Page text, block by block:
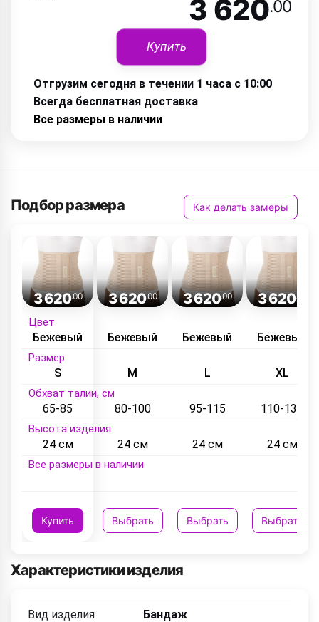
3 620.00
Купить
Отгрузим сегодня в течении 1 часа с 10:00
Всегда бесплатная доставка
Все размеры в наличии
Подбор размера Как делать замеры
Цвет
Размер
Обхват талии, см
Высота изделия
Все размеры в наличии
3 620.00
Бежевый
S
65-85
24 см
Купить
3 620.00
Бежевый
M
80-100
24 см
Выбрать
3 620.00
Бежевый
L
95-115
24 см
Выбрать
3 620.00
Бежевый
XL
110-130
24 см
Выбрать
Характеристики изделия
Вид изделия
Бандаж